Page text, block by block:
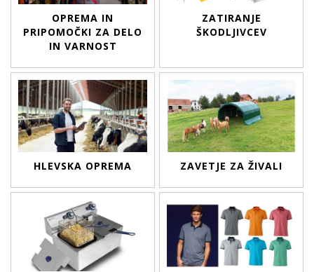
OPREMA IN
PRIPOMOČKI ZA DELO
IN VARNOST
ZATIRANJE
ŠKODLJIVCEV
HLEVSKA OPREMA ZAVETJE ZA ŽIVALI